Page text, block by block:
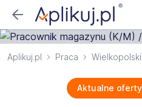
Aplikuj.pl Praca
Aktualne